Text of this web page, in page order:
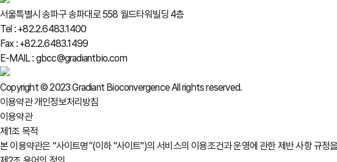
서울특별시 송파구 송파대로 558 월드타워빌딩 4층
Tel : +82.2.6483.1400
Fax : +82.2.6483.1499
E-MAIL : gbcc@gradiantbio.com
Copyright © 2023 Gradiant Bioconvergence All rights reserved.
이용약관개인정보처리방침
이용약관
제1조 목적
본 이용약관은 “사이트명”(이하 "사이트")의 서비스의 이용조건과 운영에 관한 제반 사항 규정